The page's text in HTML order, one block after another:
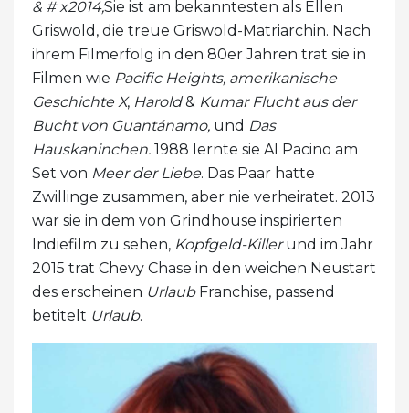
& # x2014;Sie ist am bekanntesten als Ellen
Griswold, die treue Griswold-Matriarchin. Nach
ihrem Filmerfolg in den 80er Jahren trat sie in
Filmen wie Pacific Heights, amerikanische
Geschichte X, Harold& Kumar Flucht aus der
Bucht von Guantánamo, und Das
Hauskaninchen. 1988 lernte sie Al Pacino am
Set von Meer der Liebe. Das Paar hatte
Zwillinge zusammen, aber nie verheiratet. 2013
war sie in dem von Grindhouse inspirierten
Indiefilm zu sehen, Kopfgeld-Killerund im Jahr
2015 trat Chevy Chase in den weichen Neustart
des erscheinen UrlaubFranchise, passend
betitelt Urlaub.